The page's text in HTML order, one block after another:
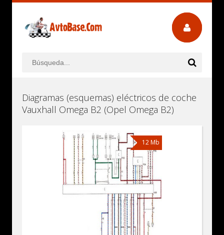
Diagramas (esquemas) eléctricos de coche
Vauxhall Omega B2 (Opel Omega B2)
12 Mb